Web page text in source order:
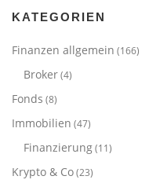
KATEGORIEN
Finanzen allgemein (166)
Broker(4)
Fonds (8)
Immobilien (47)
Finanzierung(11)
Krypto & Co(23)